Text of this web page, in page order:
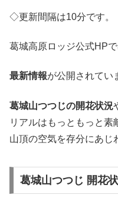
◇更新間隔は10分です。
葛城高原ロッジ公式HPで
最新情報が公開されてい
葛城山つつじの開花状況
リアルはもっともっと素
山頂の空気を存分にあじ
葛城山つつじ 開花